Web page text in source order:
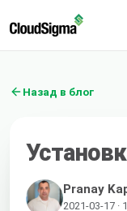
Назад в блог
Pranay
2021-03-17 ·